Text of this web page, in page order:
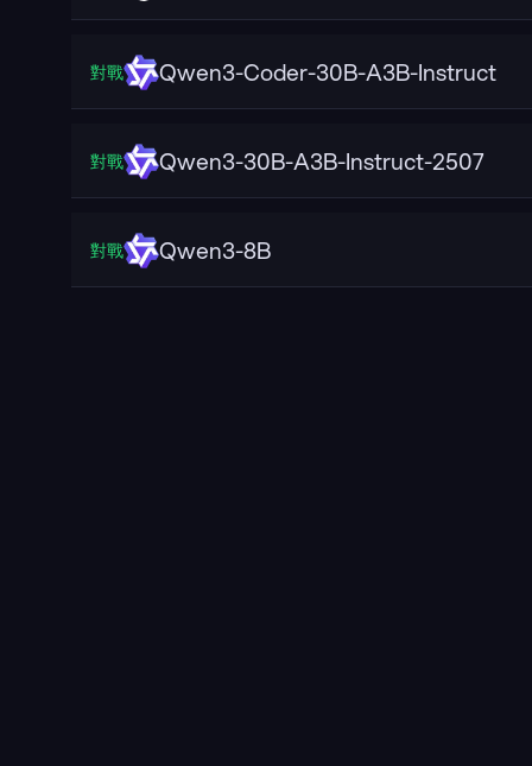
對戰 Qwen3-Coder-30B-A3B-Instruct
對戰 Qwen3-30B-A3B-Instruct-2507
對戰 Qwen3-8B